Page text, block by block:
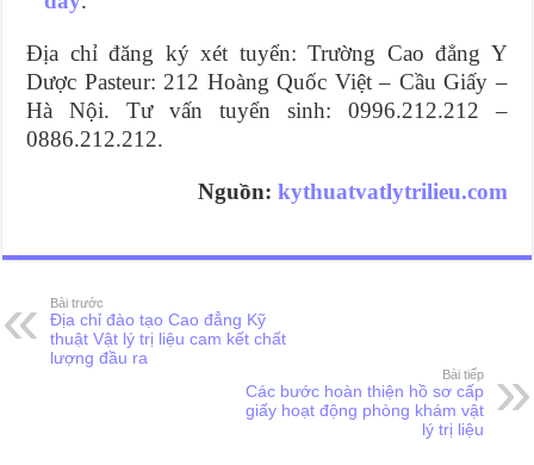
Địa chỉ đăng ký xét tuyển: Trường Cao đẳng Y
Dược Pasteur: 212 Hoàng Quốc Việt – Cầu Giấy –
Hà Nội. Tư vấn tuyển sinh: 0996.212.212 –
0886.212.212.
Nguồn: kythuatvatlytrilieu.com
Bài trước
Địa chỉ đào tạo Cao đẳng Kỹ
thuật Vật lý trị liệu cam kết chất
lượng đầu ra
Bài tiếp
Các bước hoàn thiện hồ sơ cấp
giấy hoạt động phòng khám vật
lý trị liệu